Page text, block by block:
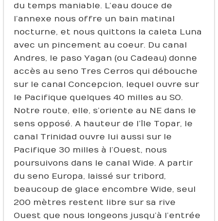
du temps maniable. L’eau douce de
l’annexe nous offre un bain matinal
nocturne, et nous quittons la caleta Luna
avec un pincement au coeur. Du canal
Andres, le paso Yagan (ou Cadeau) donne
accès au seno Tres Cerros qui débouche
sur le canal Concepcion, lequel ouvre sur
le Pacifique quelques 40 milles au SO.
Notre route, elle, s’oriente au NE dans le
sens opposé. A hauteur de l’île Topar, le
canal Trinidad ouvre lui aussi sur le
Pacifique 30 milles à l’Ouest, nous
poursuivons dans le canal Wide. A partir
du seno Europa, laissé sur tribord,
beaucoup de glace encombre Wide, seul
200 mètres restent libre sur sa rive
Ouest que nous longeons jusqu’à l’entrée